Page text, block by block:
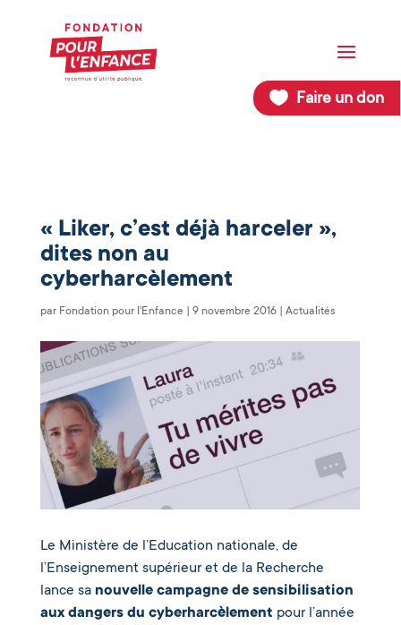
Faire un don
« Liker, c’est déjà harceler »,
dites non au
cyberharcèlement
par Fondation pour l'Enfance 9 novembre 2016| Actualités
Le Ministère de l’Education nationale, de
l’Enseignement supérieur et de la Recherche
lance sa nouvelle campagne de sensibilisation
aux dangers du cyberharcèlement pour l’année